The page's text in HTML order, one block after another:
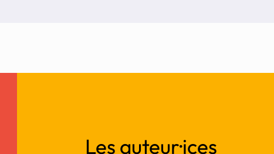
Les auteur·ices